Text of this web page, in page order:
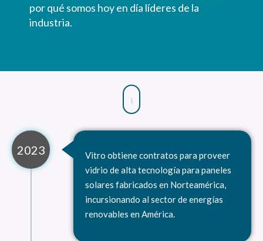
por qué somos hoy en día líderes de la
industria.
Vitro obtiene contratos para proveer
vidrio de alta tecnología para paneles
solares fabricados en Norteamérica,
incursionando al sector de energías
renovables en América.
2023